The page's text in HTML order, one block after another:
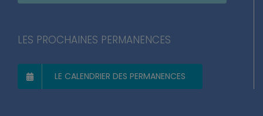
LES PROCHAINES PERMANENCES
LE CALENDRIER DES PERMANENCES